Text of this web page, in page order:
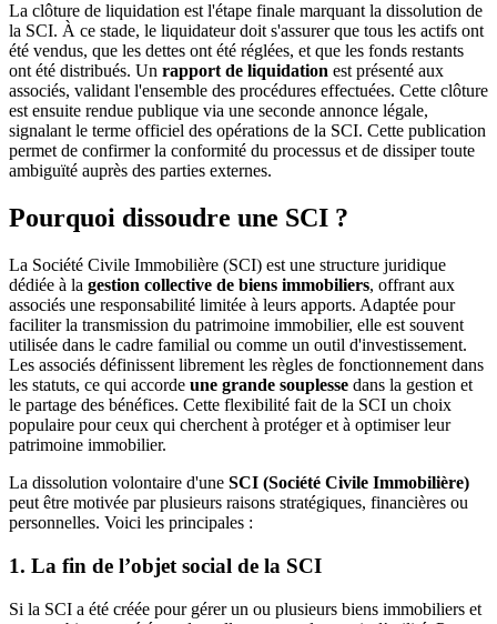
La clôture de liquidation est l'étape finale marquant la dissolution de
la SCI. À ce stade, le liquidateur doit s'assurer que tous les actifs ont
été vendus, que les dettes ont été réglées, et que les fonds restants
ont été distribués. Un rapport de liquidation est présenté aux
associés, validant l'ensemble des procédures effectuées. Cette clôture
est ensuite rendue publique via une seconde annonce légale,
signalant le terme officiel des opérations de la SCI. Cette publication
permet de confirmer la conformité du processus et de dissiper toute
ambiguïté auprès des parties externes.
Pourquoi dissoudre une SCI ?
La Société Civile Immobilière (SCI) est une structure juridique
dédiée à la gestion collective de biens immobiliers, offrant aux
associés une responsabilité limitée à leurs apports. Adaptée pour
faciliter la transmission du patrimoine immobilier, elle est souvent
utilisée dans le cadre familial ou comme un outil d'investissement.
Les associés définissent librement les règles de fonctionnement dans
les statuts, ce qui accorde une grande souplesse dans la gestion et
le partage des bénéfices. Cette flexibilité fait de la SCI un choix
populaire pour ceux qui cherchent à protéger et à optimiser leur
patrimoine immobilier.
La dissolution volontaire d'une SCI (Société Civile Immobilière)
peut être motivée par plusieurs raisons stratégiques, financières ou
personnelles. Voici les principales :
1. La fin de l’objet social de la SCI
Si la SCI a été créée pour gérer un ou plusieurs biens immobiliers et